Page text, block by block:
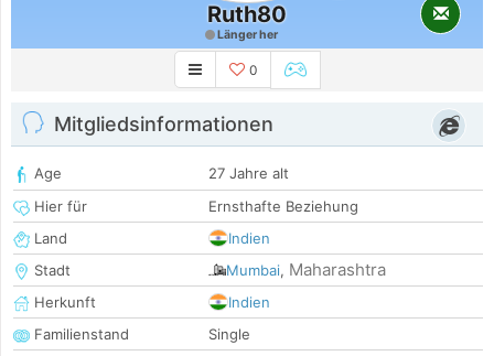
Ruth80
Länger her
0
Mitgliedsinformationen
Age
27 Jahre alt
Hier für
Ernsthafte Beziehung
Land
Indien
Stadt
Mumbai, Maharashtra
Herkunft
Indien
Familienstand
Single